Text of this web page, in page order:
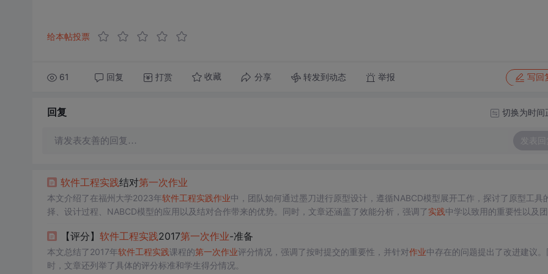
给本帖投票
61 回复 打赏 收藏 分享 转发到动态 举报 写回
回复 切换为时间
请发表友善的回复… 发表回
软件工程实践结对第一次作业
本文介绍了在福州大学2023年软件工程实践作业中，团队如何通过墨刀进行原型设计，遵循NABCD模型展开工作，探讨了原型工具
择、设计过程、NABCD模型的应用以及结对合作带来的优势。同时，文章还涵盖了效能分析，强调了实践中学以致用的重要性以及团
【评分】 软件工程实践2017第一次作业-准备
本文总结了2017年软件工程实践课程的第一次作业评分情况，强调了按时提交的重要性，并针对作业中存在的问题提出了改进建议。
时，文章还列举了具体的评分标准和学生得分情况。